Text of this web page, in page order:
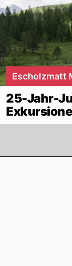
Escholzmatt
25-Jahr-